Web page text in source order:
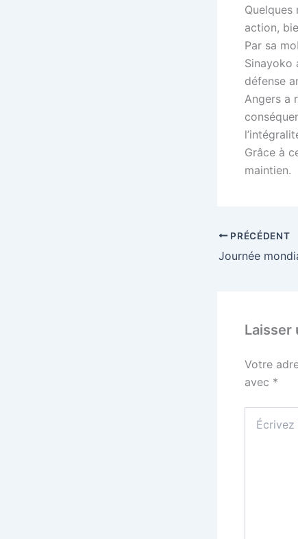
action,
Par sa
Sinayoko
défense
Angers a
Grâce à
maintien.
PRÉCÉDENT
Laisser
Votre
avec *
ici…